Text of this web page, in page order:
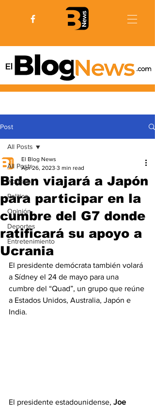
Post
All Posts
Noticias
Politica
Opinión
Deportes
Entretenimiento
All Posts
Biden viajará a Japón
para participar en la
cumbre del G7 donde
ratificará su apoyo a
Ucrania
El Blog News
Apr 26, 2023 3 min read
El presidente demócrata también volará
a Sídney el 24 de mayo para una
cumbre del “Quad”, un grupo que reúne
a Estados Unidos, Australia, Japón e
India.
El presidente estadounidense, Joe